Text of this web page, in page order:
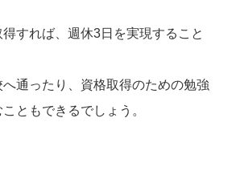
すれば、週休3日を実現すること
通ったり、資格取得のための勉強
ともできるでしょう。